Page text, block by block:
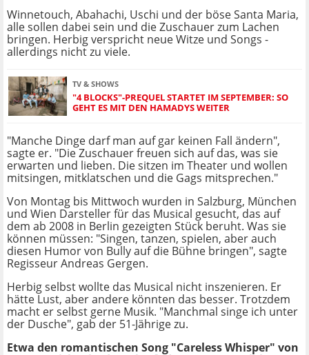
Winnetouch, Abahachi, Uschi und der böse Santa Maria,
alle sollen dabei sein und die Zuschauer zum Lachen
bringen. Herbig verspricht neue Witze und Songs -
allerdings nicht zu viele.
TV & SHOWS
"4 BLOCKS"-PREQUEL STARTET IM SEPTEMBER: SO
GEHT ES MIT DEN HAMADYS WEITER
"Manche Dinge darf man auf gar keinen Fall ändern",
sagte er. "Die Zuschauer freuen sich auf das, was sie
erwarten und lieben. Die sitzen im Theater und wollen
mitsingen, mitklatschen und die Gags mitsprechen."
Von Montag bis Mittwoch wurden in Salzburg, München
und Wien Darsteller für das Musical gesucht, das auf
dem ab 2008 in Berlin gezeigten Stück beruht. Was sie
können müssen: "Singen, tanzen, spielen, aber auch
diesen Humor von Bully auf die Bühne bringen", sagte
Regisseur Andreas Gergen.
Herbig selbst wollte das Musical nicht inszenieren. Er
hätte Lust, aber andere könnten das besser. Trotzdem
macht er selbst gerne Musik. "Manchmal singe ich unter
der Dusche", gab der 51-Jährige zu.
Etwa den romantischen Song "Careless Whisper" von